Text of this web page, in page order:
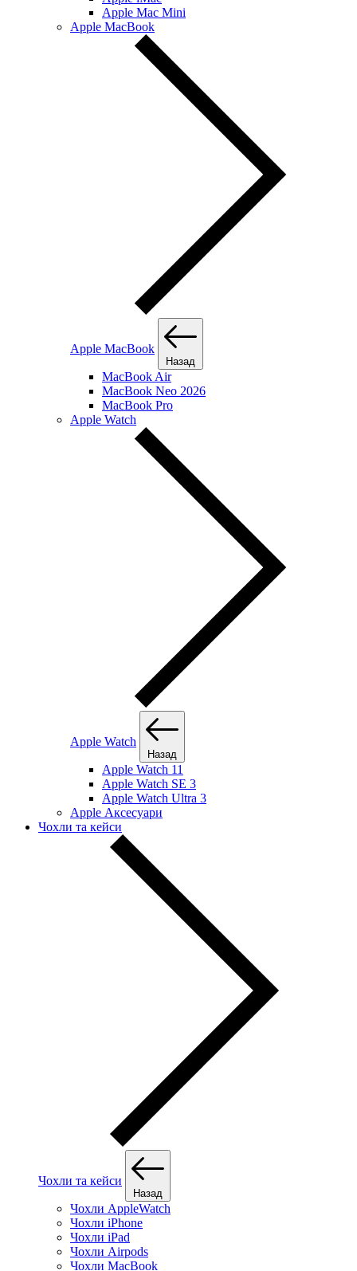
Apple Mac Mini
Apple MacBook
Apple MacBook
Назад
MacBook Air
MacBook Neo 2026
MacBook Pro
Apple Watch
Apple Watch
Назад
Apple Watch 11
Apple Watch SE 3
Apple Watch Ultra 3
Apple Аксесуари
Чохли та кейси
Чохли та кейси
Назад
Чохли AppleWatch
Чохли iPhone
Чохли iPad
Чохли Airpods
Чохли MacBook